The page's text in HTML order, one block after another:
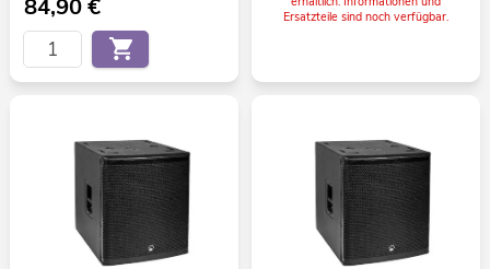
84,90€
Ersatzteile sind noch verfügbar.